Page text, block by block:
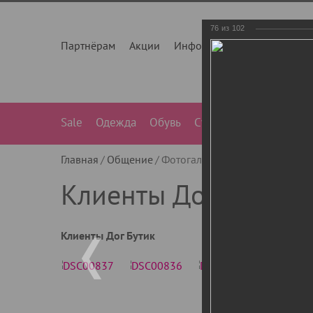
Партнёрам Акции Инфо О нас
Sale Одежда Обувь Сумки
Главная Общение Фотогалерея
Клиенты Дог Бутик
Клиенты Дог Бутик
76 из 102